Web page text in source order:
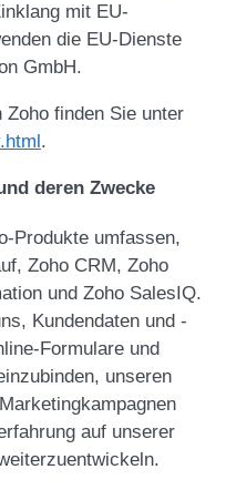
mit EU-
die EU-Dienste
GmbH.
finden Sie unter
.
deren Zwecke
Produkte umfassen,
Zoho CRM, Zoho
und Zoho SalesIQ.
Kundendaten und -
Formulare und
unseren
auf unserer